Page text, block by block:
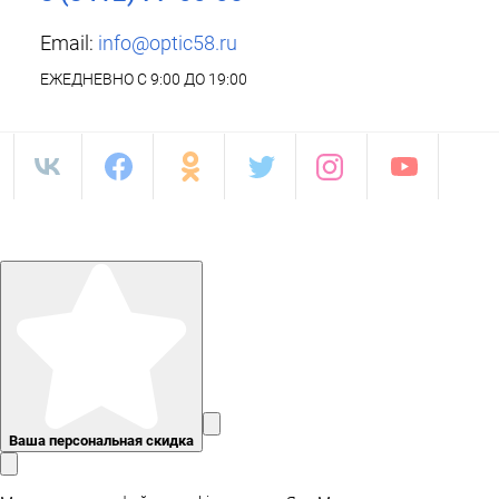
Email: info@optic58.ru
ЕЖЕДНЕВНО С 9:00 ДО 19:00
Ваша персональная скидка